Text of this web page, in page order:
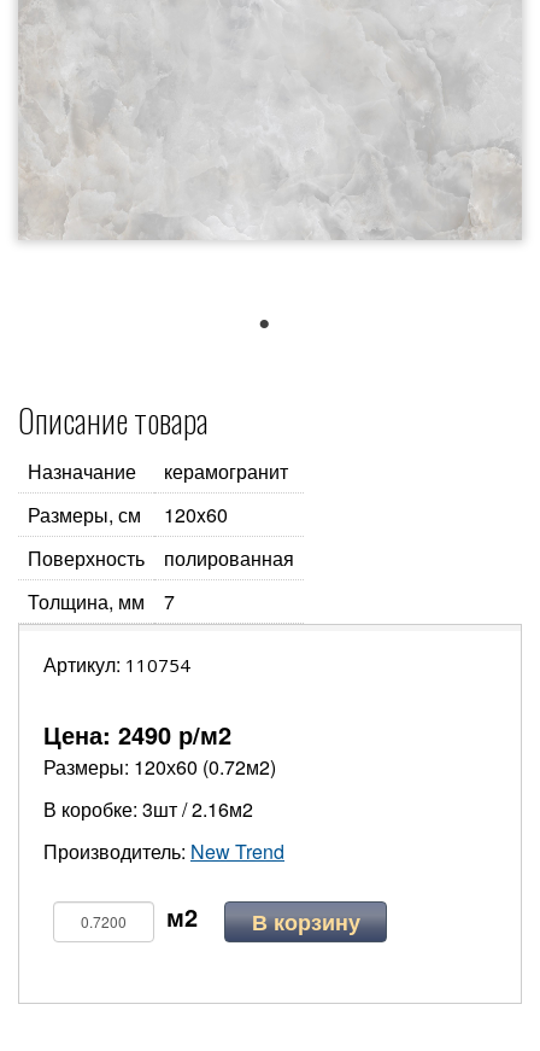
Описание товара
Назначание
керамогранит
Размеры, см
120x60
Поверхность
полированная
Толщина, мм
7
Артикул: 110754
Цена: 2490 р/м2
Размеры: 120х60 (0.72м2)
В коробке: 3шт / 2.16м2
Производитель: New Trend
В корзину